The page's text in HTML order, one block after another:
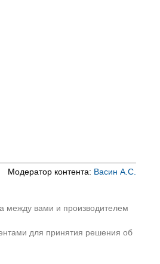
Модератор контента: Васин А.С.
между вами и производителем
для принятия решения об